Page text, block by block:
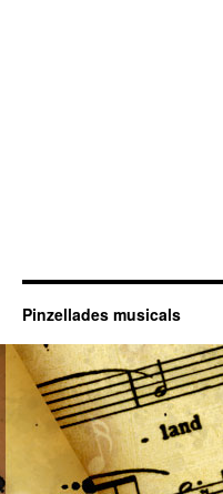
Pinzellades musicals